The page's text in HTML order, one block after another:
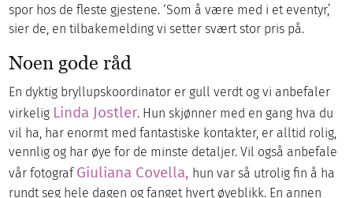
spor hos de fleste gjestene. ‘Som å være med i et eventyr,’
sier de, en tilbakemelding vi setter svært stor pris på.
Noen gode råd
En dyktig bryllupskoordinator er gull verdt og vi anbefaler
virkelig Linda Jostler. Hun skjønner med en gang hva du
vil ha, har enormt med fantastiske kontakter, er alltid rolig,
vennlig og har øye for de minste detaljer. Vil også anbefale
vår fotograf Giuliana Covella, hun var så utrolig fin å ha
rundt seg hele dagen og fanget hvert øyeblikk. En annen